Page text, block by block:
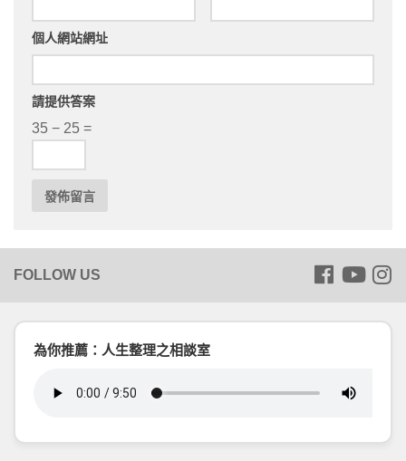
個人網站網址
請提供答案
35 − 25 =
為你推薦：人生整理之相談室